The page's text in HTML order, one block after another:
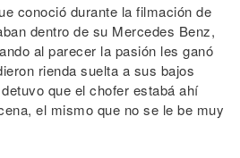
conoció durante la filmación de
dentro de su Mercedes Benz,
al parecer la pasión les ganó
rienda suelta a sus bajos
que el chofer estabá ahí
el mismo que no se le be muy